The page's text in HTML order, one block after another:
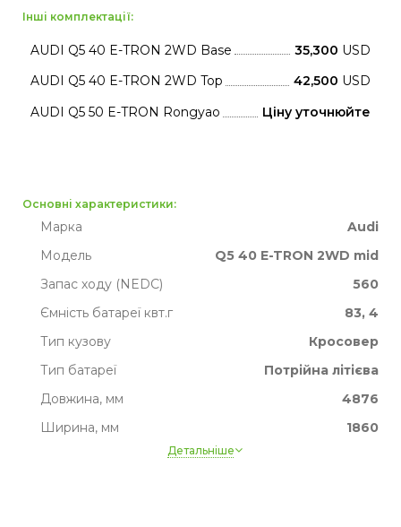
Інші комплектації:
AUDI Q5 40 E-TRON 2WD Base 35,300 USD
AUDI Q5 40 E-TRON 2WD Top
42,500 USD
AUDI Q5 50 E-TRON Rongyao
Ціну уточнюйте
Основні характеристики:
Марка
Audi
Модель
Q5 40 E-TRON 2WD mid
Запас ходу (NEDC)
560
Ємність батареї квт.г
83, 4
Тип кузову
Кросовер
Тип батареї
Потрійна літієва
Довжина, мм
4876
Ширина, мм
1860
Детальніше